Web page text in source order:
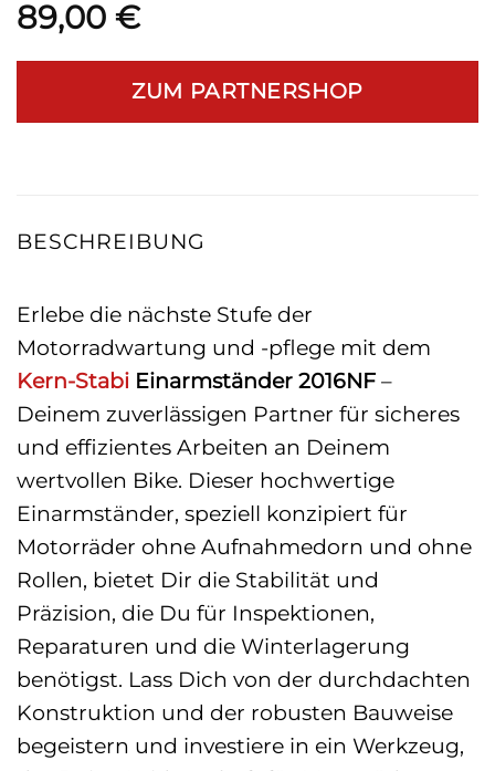
89,00 €
ZUM PARTNERSHOP
BESCHREIBUNG
Erlebe die nächste Stufe der
Motorradwartung und -pflege mit dem
Kern-Stabi Einarmständer 2016NF –
Deinem zuverlässigen Partner für sicheres
und effizientes Arbeiten an Deinem
wertvollen Bike. Dieser hochwertige
Einarmständer, speziell konzipiert für
Motorräder ohne Aufnahmedorn und ohne
Rollen, bietet Dir die Stabilität und
Präzision, die Du für Inspektionen,
Reparaturen und die Winterlagerung
benötigst. Lass Dich von der durchdachten
Konstruktion und der robusten Bauweise
begeistern und investiere in ein Werkzeug,